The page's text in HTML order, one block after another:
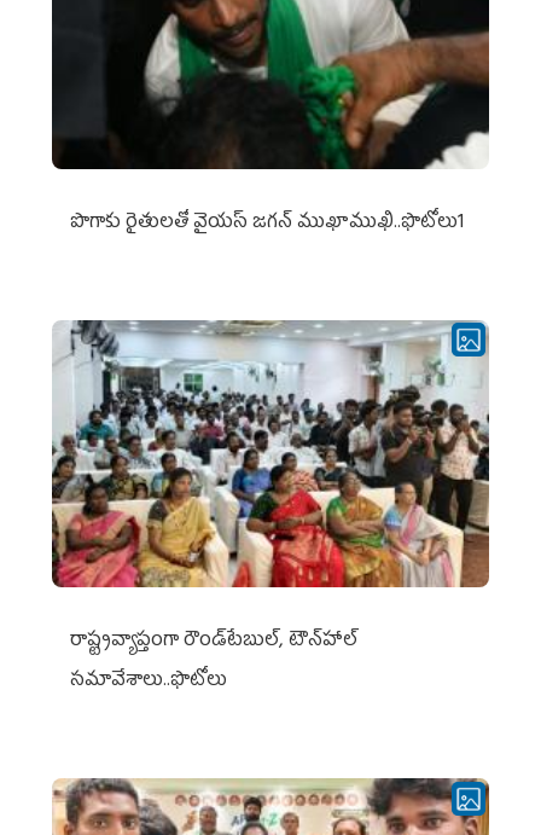
పొగాకు రైతుల‌తో వైయ‌స్ జ‌గ‌న్ ముఖాముఖి..ఫొటోలు1
రాష్ట్రవ్యాప్తంగా రౌండ్‌టేబుల్‌, టౌన్‌హాల్‌
సమావేశాలు..ఫొటోలు